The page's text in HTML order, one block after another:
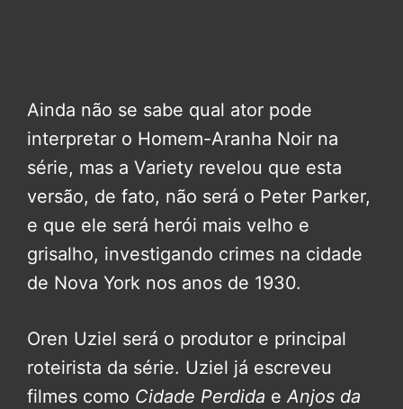
Ainda não se sabe qual ator pode
interpretar o Homem-Aranha Noir na
série, mas a Variety revelou que esta
versão, de fato, não será o Peter Parker,
e que ele será herói mais velho e
grisalho, investigando crimes na cidade
de Nova York nos anos de 1930.
Oren Uziel será o produtor e principal
roteirista da série. Uziel já escreveu
filmes como Cidade Perdida eAnjos da